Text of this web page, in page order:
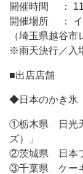
開催時間 ：
開催場所 ： イ
（埼玉県越谷市
※雨天決行／入
■出店店舗
◆日本のかき氷
①栃木県 日光天
ズ）」
②茨城県 日本フ
③千葉県 ケー